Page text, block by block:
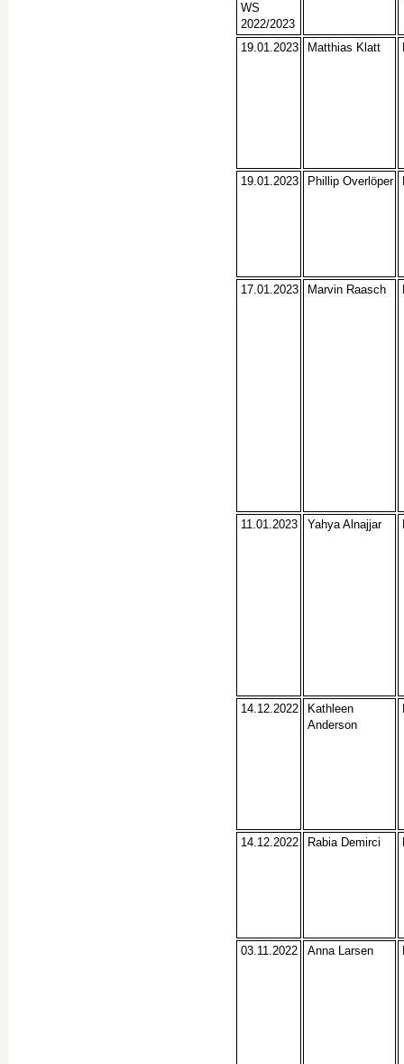
WS
2022/2023
19.01.2023
Matthias Klatt
19.01.2023 Phillip Overlöper
17.01.2023 Marvin Raasch
11.01.2023 Yahya Alnajjar
14.12.2022
Kathleen
Anderson
14.12.2022 Rabia Demirci
03.11.2022 Anna Larsen